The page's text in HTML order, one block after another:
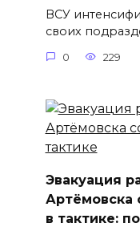
ВСУ
своих
0 229
Эвакуация
Артёмовска
в тактике: